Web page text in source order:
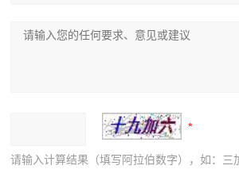
请输入计算结果（填写阿拉伯数字），如：三